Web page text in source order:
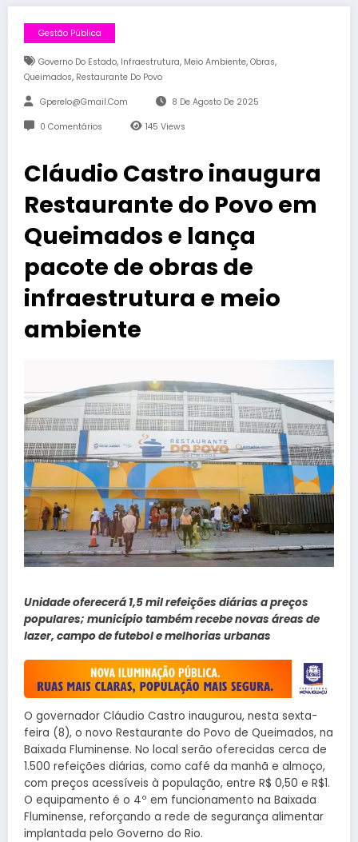
Gestão Pública
Governo Do Estado, Infraestrutura, Meio Ambiente, Obras,
Queimados, Restaurante Do Povo
Gperelo@gmail.com 8 De Agosto De 2025
0 Comentários 145 Views
Cláudio Castro inaugura
Restaurante do Povo em
Queimados e lança
pacote de obras de
infraestrutura e meio
ambiente
Unidade oferecerá 1,5 mil refeições diárias a preços
populares; município também recebe novas áreas de
lazer, campo de futebol e melhorias urbanas
O governador Cláudio Castro inaugurou, nesta sexta-
feira (8), o novo Restaurante do Povo de Queimados, na
Baixada Fluminense. No local serão oferecidas cerca de
1.500 refeições diárias, como café da manhã e almoço,
com preços acessíveis à população, entre R$ 0,50 e R$1.
O equipamento é o 4º em funcionamento na Baixada
Fluminense, reforçando a rede de segurança alimentar
implantada pelo Governo do Rio.